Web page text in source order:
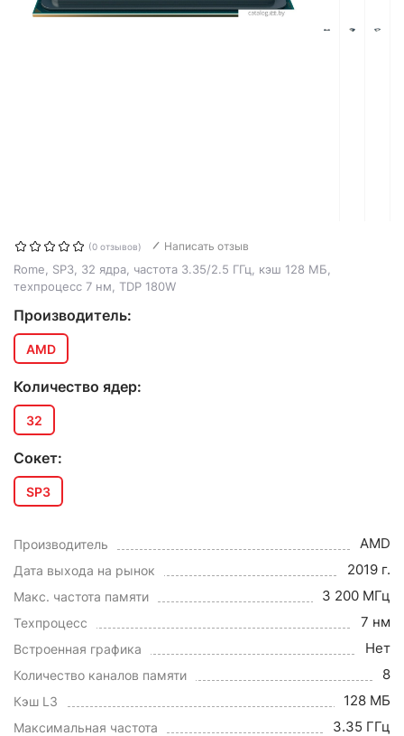
(0 отзывов) Написать отзыв
Rome, SP3, 32 ядра, частота 3.35/2.5 ГГц, кэш 128 МБ,
техпроцесс 7 нм, TDP 180W
Производитель:
AMD
Количество ядер:
32
Сокет:
SP3
Производитель AMD
Дата выхода на рынок 2019 г.
Макс. частота памяти 3 200 МГц
Техпроцесс 7 нм
Встроенная графика Нет
Количество каналов памяти 8
Кэш L3 128 МБ
Максимальная частота 3.35 ГГц